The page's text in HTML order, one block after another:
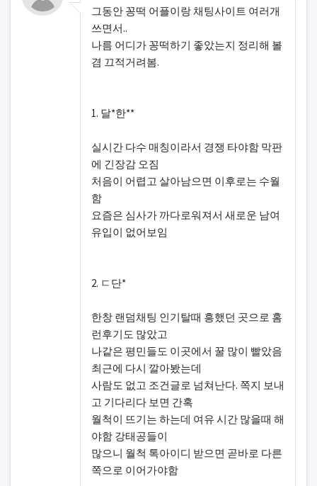
그동안 꽁떡 어플이랑 채팅사이트 여러개
쓰면서..
나름 어디가 꽁떡하기 좋았는지 정리해 볼
겸 끄적거려봄.
1. 달*한**
실시간 다수 매칭이라서 경쟁 타야함 막판
에 긴장감 오짐
처음이 어렵고 살아남으면 이후로는 수월
함
요즘은 심사가 까다로워져서 새로운 남여
유입이 없어보임
2. ㄷ단*
한창 랜덤채팅 인기탈때 흥했던 곳으로 홈
런후기도 많았고
나같은 평민들도 이곳에서 꿀 많이 빨았음
최근에 다시 깔아봤는데
사람도 없고 조건글로 넘쳐난다. 쪽지 보내
고 기다리다 보면 간혹
월척이 뜨기는 하는데 여유 시간 많을때 해
야함 강태공들이
많으니 월척 톡아이디 받으면 곧바로 다른
쪽으로 이어가야함